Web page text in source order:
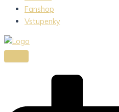
Fanshop
Vstupenky